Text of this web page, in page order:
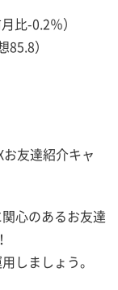
比-0.2％）
）
友達紹介キャ
心のあるお友達
しましょう。